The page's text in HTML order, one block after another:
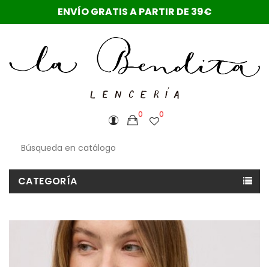
ENVÍO GRATIS A PARTIR DE 39€
0 0
CATEGORÍA